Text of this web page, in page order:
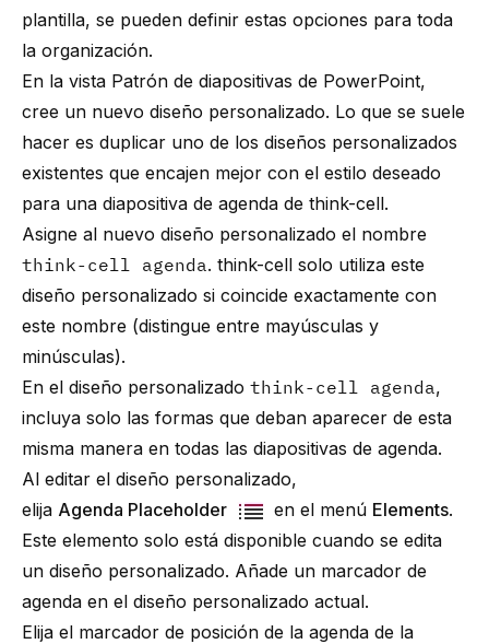
plantilla, se pueden definir estas opciones para toda
la organización.
En la vista Patrón de diapositivas de PowerPoint,
cree un nuevo diseño personalizado. Lo que se suele
hacer es duplicar uno de los diseños personalizados
existentes que encajen mejor con el estilo deseado
para una diapositiva de agenda de think-cell.
Asigne al nuevo diseño personalizado el nombre
think-cell agenda. think-cell solo utiliza este
diseño personalizado si coincide exactamente con
este nombre (distingue entre mayúsculas y
minúsculas).
En el diseño personalizado think-cell agenda,
incluya solo las formas que deban aparecer de esta
misma manera en todas las diapositivas de agenda.
Al editar el diseño personalizado,
elija Agenda Placeholder en el menú Elements.
Este elemento solo está disponible cuando se edita
un diseño personalizado. Añade un marcador de
agenda en el diseño personalizado actual.
Elija el marcador de posición de la agenda de la